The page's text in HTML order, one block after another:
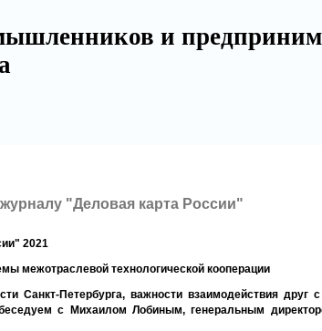
и
"Деловая карта России"
2021
межотраслевой технологической кооперации
Санкт-Петербурга, важности взаимодействия друг
с Михаилом Лобиным, генеральным